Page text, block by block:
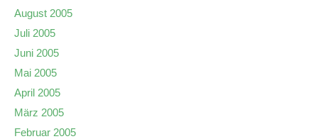
August 2005
Juli 2005
Juni 2005
Mai 2005
April 2005
März 2005
Februar 2005